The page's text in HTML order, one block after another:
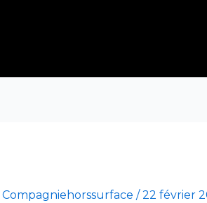
Compagniehorssurface /22 février